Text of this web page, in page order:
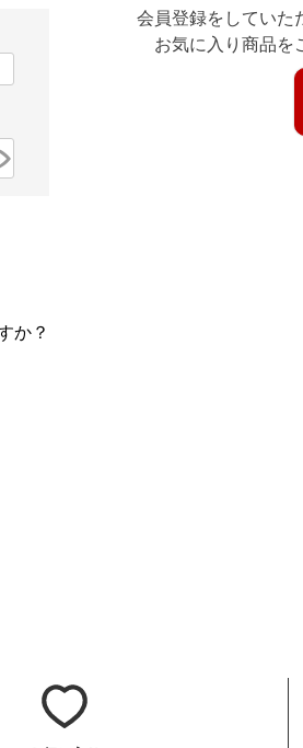
か？
会員登録をしていた
お気に入り商品を